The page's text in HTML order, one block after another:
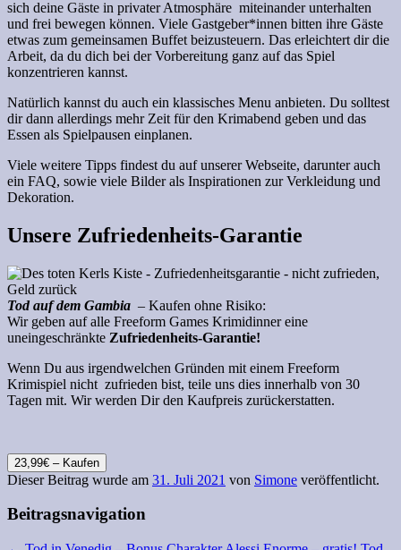
sich deine Gäste in privater Atmosphäre miteinander unterhalten
und frei bewegen können. Viele Gastgeber*innen bitten ihre Gäste
etwas zum gemeinsamen Buffet beizusteuern. Das erleichtert dir die
Arbeit, da du dich bei der Vorbereitung ganz auf das Spiel
konzentrieren kannst.
Natürlich kannst du auch ein klassisches Menu anbieten. Du solltest
dir dann allerdings mehr Zeit für den Krimabend geben und das
Essen als Spielpausen einplanen.
Viele weitere Tipps findest du auf unserer Webseite, darunter auch
ein FAQ, sowie viele Bilder als Inspirationen zur Verkleidung und
Dekoration.
Unsere Zufriedenheits-Garantie
Tod auf dem Gambia – Kaufen ohne Risiko:
Wir geben auf alle Freeform Games Krimidinner eine
uneingeschränkte Zufriedenheits-Garantie!
Wenn Du aus irgendwelchen Gründen mit einem Freeform
Krimispiel nicht zufrieden bist, teile uns dies innerhalb von 30
Tagen mit. Wir werden Dir den Kaufpreis zurückerstatten.
23,99€ – Kaufen
Dieser Beitrag wurde am 31. Juli 2021 von Simone veröffentlicht.
Beitragsnavigation